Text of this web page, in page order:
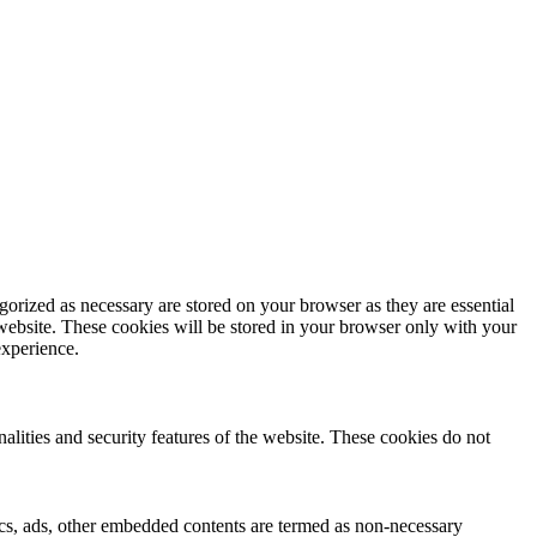
as necessary are stored on your browser as they are essential
These cookies will be stored in your browser only with your
and security features of the website. These cookies do not
other embedded contents are termed as non-necessary